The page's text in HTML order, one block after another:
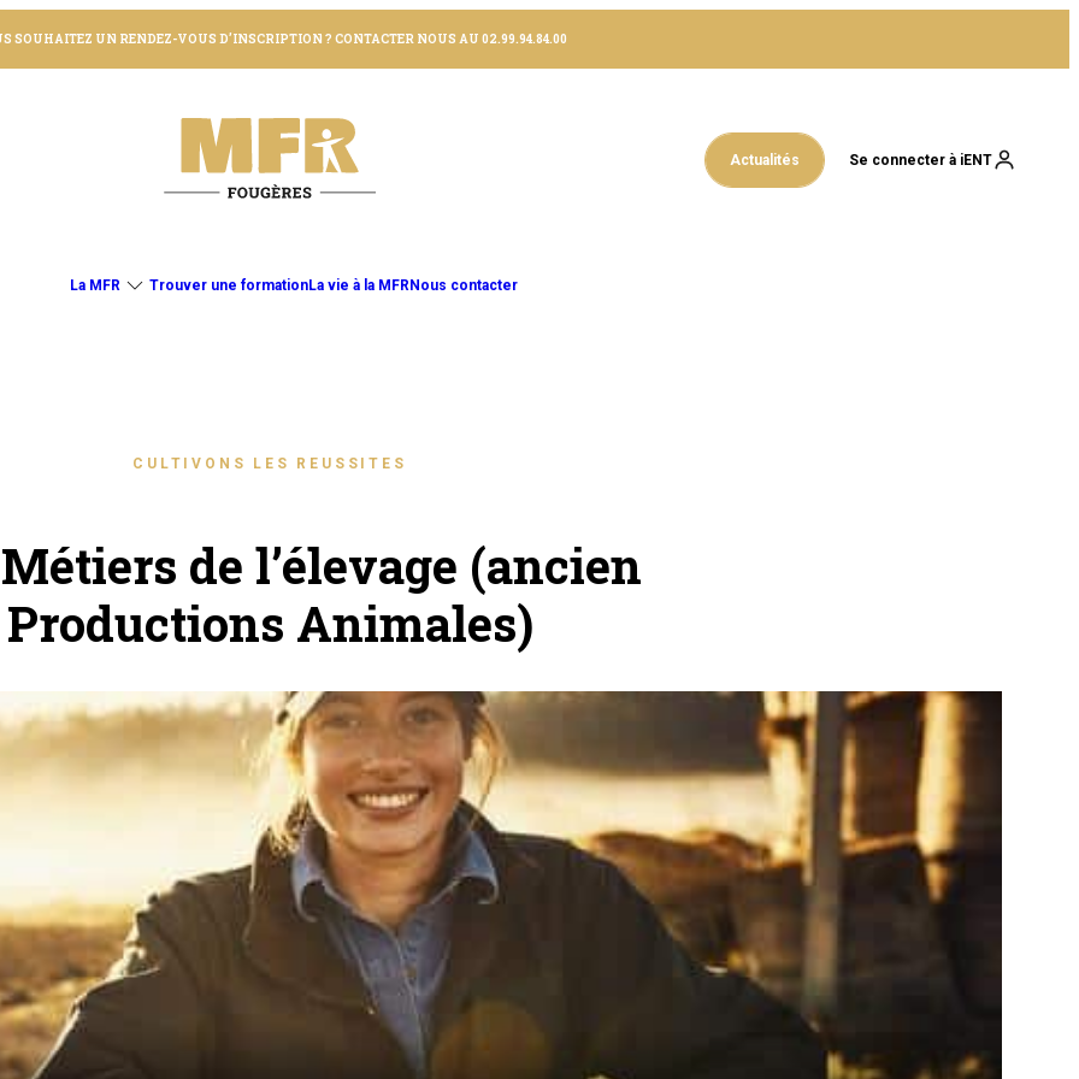
SOUHAITEZ UN RENDEZ-VOUS D’INSCRIPTION ? CONTACTER NOUS AU 02.99.94.84.00
La MFR Trouver une formationLa vie à la MFRNous contacter
Actualités Se connecter à iENT
CULTIVONS LES REUSSITES
de l’élevage (ancien
Productions Animales)